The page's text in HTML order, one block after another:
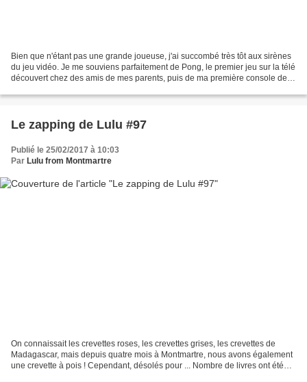
Bien que n'étant pas une grande joueuse, j'ai succombé très tôt aux sirènes
du jeu vidéo. Je me souviens parfaitement de Pong, le premier jeu sur la télé
découvert chez des amis de mes parents, puis de ma première console de
Le zapping de Lulu #97
Publié le 25/02/2017 à 10:03
Par Lulu from Montmartre
On connaissait les crevettes roses, les crevettes grises, les crevettes de
Madagascar, mais depuis quatre mois à Montmartre, nous avons également
une crevette à pois ! Cependant, désolés pour ... Nombre de livres ont été